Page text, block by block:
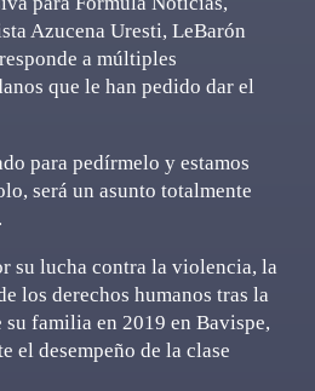
Azucena Uresti, LeBarón
a múltiples
que le han pedido dar el
para pedírmelo y estamos
será un asunto totalmente
su lucha contra la violencia, la
los derechos humanos tras la
su familia en 2019 en Bavispe,
el desempeño de la clase